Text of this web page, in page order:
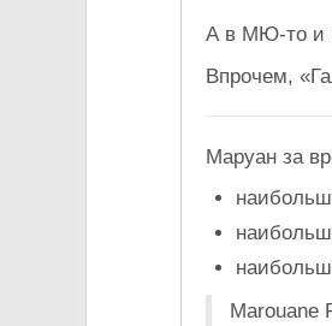
А в МЮ-то и
Впрочем,
Маруан за
Marouane